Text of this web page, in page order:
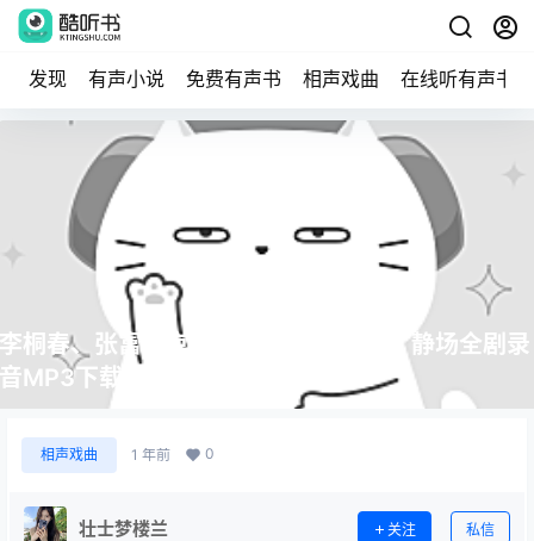
发现 有声小说 免费有声书 相声戏曲 在线听有声书
李桐春、张富椿京剧《斩颜良·诛文丑》静场全剧录
音MP3下载
相声戏曲 1 年前 0
壮士梦楼兰 关注 私信